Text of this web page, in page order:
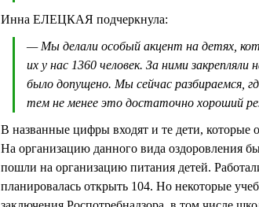
Инна ЕЛЕЦКАЯ подчеркнула:
— Мы делали особый акцент на детях,
их у нас 1360 человек. За ними
было допущено. Мы сейчас разбираемся,
тем не менее это достаточно хороший
В названные цифры входят и те дети, которые
На организацию данного вида оздоровления
пошли на организацию питания детей.
планировалась открыть 104. Но некоторые